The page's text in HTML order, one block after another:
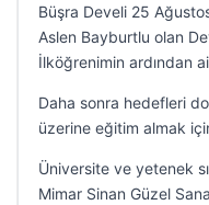
Büşra Develi 25
Aslen Bayburtlu olan
İlköğrenimin ardından
Daha sonra hedefleri
üzerine eğitim almak
Üniversite ve yetenek
Mimar Sinan Güzel